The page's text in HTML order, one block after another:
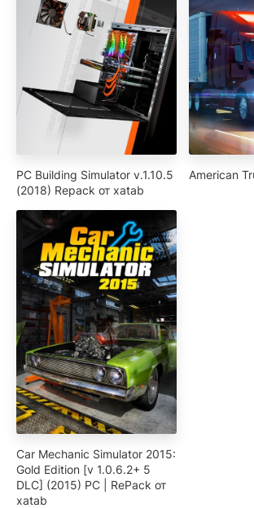
PC Building Simulator v.1.10.5
(2018) Repack от xatab
American
Car Mechanic Simulator 2015:
Gold Edition [v 1.0.6.2+ 5
DLC] (2015) PC | RePack от
xatab